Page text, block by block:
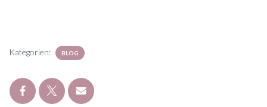
Kategorien: BLOG